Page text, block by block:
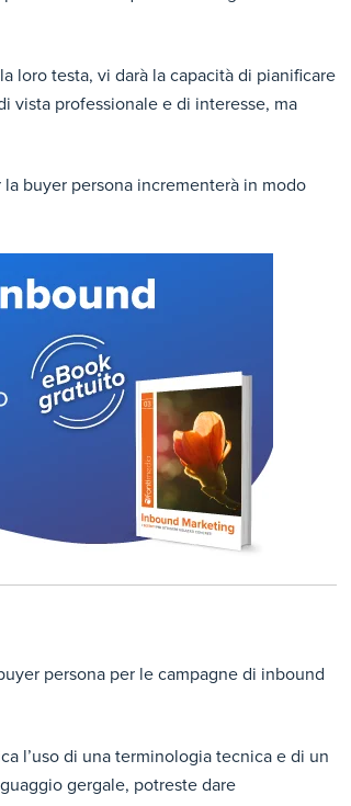
loro testa, vi darà la capacità di pianificare
vista professionale e di interesse, ma
la buyer persona incrementerà in modo
persona per le campagne di inbound
l’uso di una terminologia tecnica e di un
gergale, potreste dare